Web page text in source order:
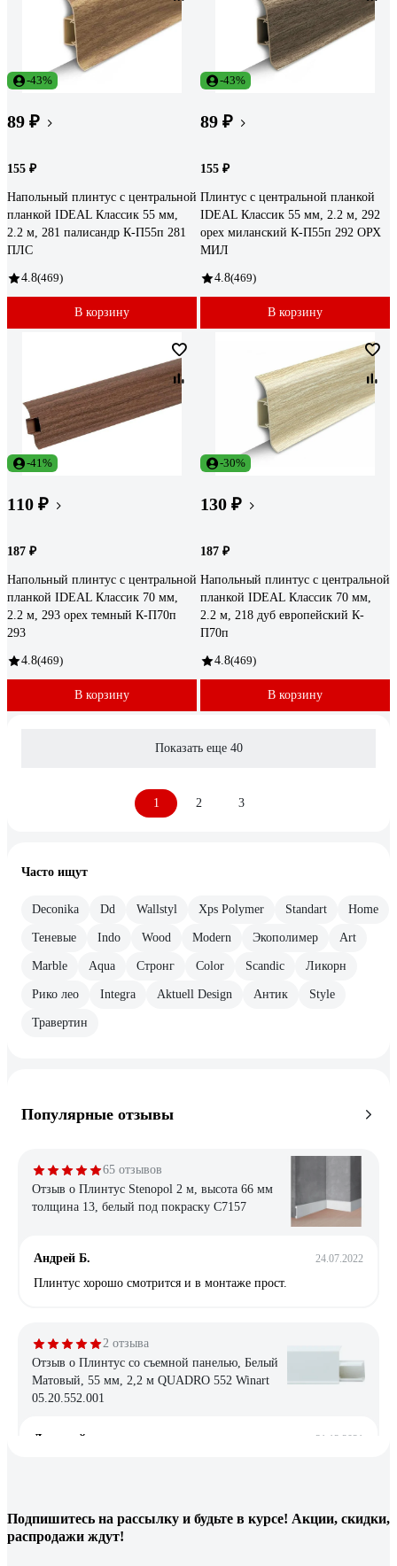
-43%
89 ₽
155 ₽
Напольный плинтус с центральной
планкой IDEAL Классик 55 мм,
2.2 м, 281 палисандр К-П55п 281
ПЛС
4.8(469)
В корзину
-43%
89 ₽
155 ₽
Плинтус с центральной планкой
IDEAL Классик 55 мм, 2.2 м, 292
орех миланский К-П55п 292 ОРХ
МИЛ
4.8(469)
В корзину
-41%
110 ₽
187 ₽
Напольный плинтус с центральной
планкой IDEAL Классик 70 мм,
2.2 м, 293 орех темный К-П70п
293
4.8(469)
В корзину
-30%
130 ₽
187 ₽
Напольный плинтус с центральной
планкой IDEAL Классик 70 мм,
2.2 м, 218 дуб европейский К-
П70п
4.8(469)
В корзину
Показать еще 40
1 2 3
Часто ищут
Deconika Dd Wallstyl Xps Polymer Standart Home
Теневые Indo Wood Modern Экополимер Art
Marble Aqua Стронг Color Scandic Ликорн
Рико лео Integra Aktuell Design Антик Style
Травертин
Популярные отзывы
65 отзывов
Отзыв о Плинтус Stenopol 2 м, высота 66 мм
толщина 13, белый под покраску C7157
Андрей Б. 24.07.2022
Плинтус хорошо смотрится и в монтаже прост.
2 отзыва
Отзыв о Плинтус со съемной панелью, Белый
Матовый, 55 мм, 2,2 м QUADRO 552 Winart
05.20.552.001
Дмитрий 31.12.2021
выпирающей заглушкой.
Подпишитесь на рассылку и будьте в курсе! Акции, скидки,
распродажи ждут!